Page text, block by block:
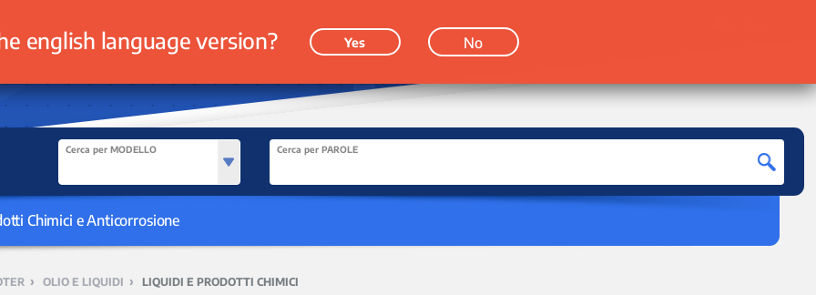
Cerca per MODELLO Cerca per PAROLE
Chimici e Anticorrosione
› OLIO E LIQUIDI › LIQUIDI E PRODOTTI CHIMICI
english language version? Yes No